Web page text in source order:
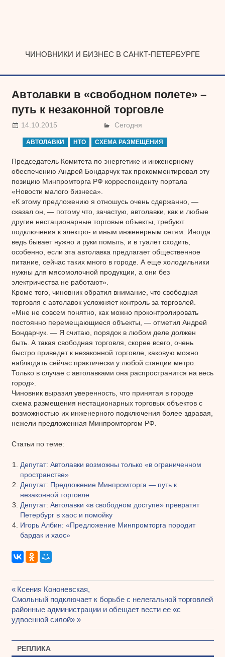
ЧИНОВНИКИ И БИЗНЕС В САНКТ-ПЕТЕРБУРГЕ
Автолавки в «свободном полете» –
путь к незаконной торговле
14.10.2015 Сегодня
АВТОЛАВКИ НТО СХЕМА РАЗМЕЩЕНИЯ
Председатель Комитета по энергетике и инженерному
обеспечению Андрей Бондарчук так прокомментировал эту
позицию Минпромторга РФ корреспонденту портала
«Новости малого бизнеса».
«К этому предложению я отношусь очень сдержанно, —
сказал он, — потому что, зачастую, автолавки, как и любые
другие нестационарные торговые объекты, требуют
подключения к электро- и иным инженерным сетям. Иногда
ведь бывает нужно и руки помыть, и в туалет сходить,
особенно, если эта автолавка предлагает общественное
питание, сейчас таких много в городе. А еще холодильники
нужны для мясомолочной продукции, а они без
электричества не работают».
Кроме того, чиновник обратил внимание, что свободная
торговля с автолавок усложняет контроль за торговлей.
«Мне не совсем понятно, как можно проконтролировать
постоянно перемещающиеся объекты, — отметил Андрей
Бондарчук. — Я считаю, порядок в любом деле должен
быть. А такая свободная торговля, скорее всего, очень
быстро приведет к незаконной торговле, каковую можно
наблюдать сейчас практически у любой станции метро.
Только в случае с автолавками она распространится на весь
город».
Чиновник выразил уверенность, что принятая в городе
схема размещения нестационарных торговых объектов с
возможностью их инженерного подключения более здравая,
нежели предложенная Минпромторгом РФ.
Статьи по теме:
Депутат: Автолавки возможны только «в ограниченном
пространстве»
Депутат: Предложение Минпромторга — путь к
незаконной торговле
Депутат: Автолавки «в свободном доступе» превратят
Петербург в хаос и помойку
Игорь Албин: «Предложение Минпромторга породит
бардак и хаос»
Навигация
по
записям
Предыдущая
запись:
Ксения Кононевская,
Следующая
запись:
Смольный подключает к борьбе с нелегальной торговлей
районные администрации и обещает вести ее «с
удвоенной силой»
РЕПЛИКА